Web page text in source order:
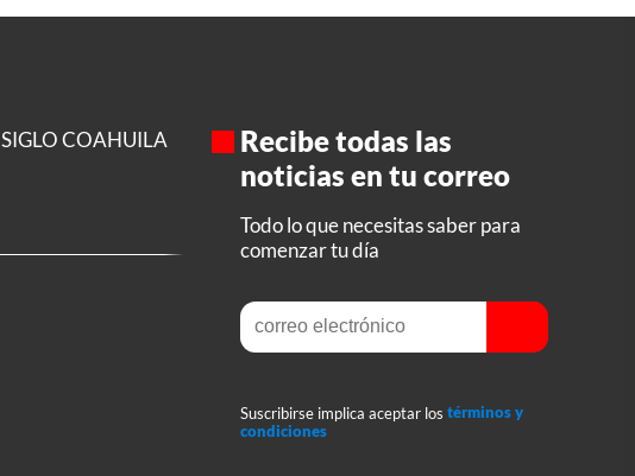
SIGLO COAHUILA
Recibe todas las
noticias en tu correo
Todo lo que necesitas saber para
comenzar tu día
Suscribirse implica aceptar los términos y
condiciones